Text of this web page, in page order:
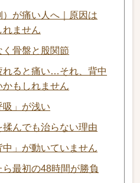
が痛い人へ｜原因は
れません
く骨盤と股関節
れると痛い…それ、背中
もしれません
吸」が浅い
んでも治らない理由
」が動いていません
最初の48時間が勝負